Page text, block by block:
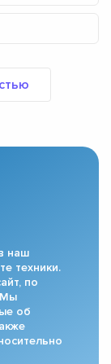
наш
техники.
по
Мы
об